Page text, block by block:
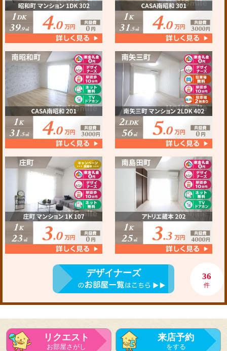
デザイナーズ 36
件
リクエスト
お部屋さがし
来店予約
をする